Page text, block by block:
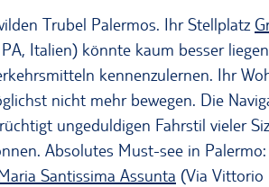
Trubel Palermos. Ihr Stellplatz
Italien) könnte kaum besser
kennenzulernen. Ihr
nicht mehr bewegen. Die
ungeduldigen Fahrstil vieler
Absolutes Must-see in
Santissima Assunta (Via Vittorio